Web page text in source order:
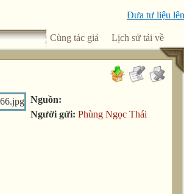
Đưa tư liệu lên
Cùng tác giả Lịch sử tải về
Nguồn:
Người gửi: Phùng Ngọc Thái